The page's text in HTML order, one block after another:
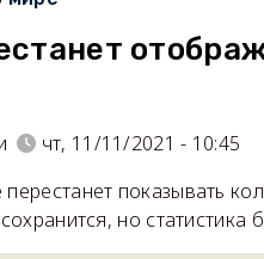
чт, 11/11/2021 - 10:45
показывать
но статистика